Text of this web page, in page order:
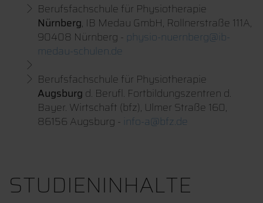
Berufsfachschule für Physiotherapie
Nürnberg, IB Medau GmbH, Rollnerstraße 111A,
90408 Nürnberg - physio-nuernberg@ib-
medau-schulen.de
Berufsfachschule für Physiotherapie
Augsburg d. Berufl. Fortbildungszentren d.
Bayer. Wirtschaft (bfz), Ulmer Straße 160,
86156 Augsburg - info-a@bfz.de
STUDIENINHALTE